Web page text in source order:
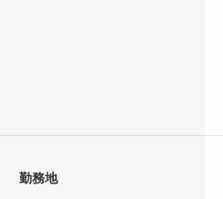
勤務地